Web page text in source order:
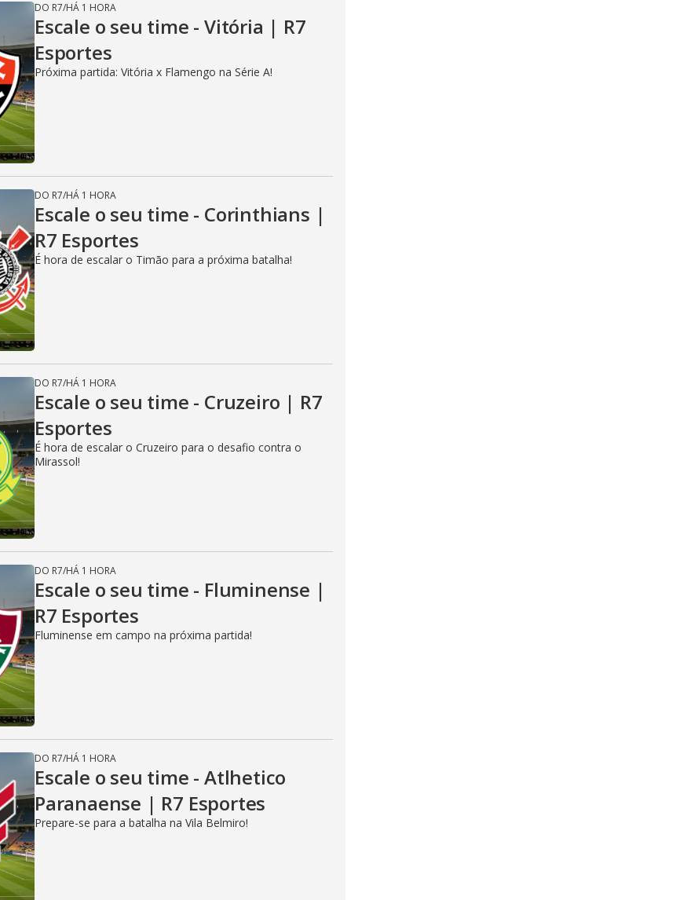
DO R7/HÁ 1 HORA
Escale o seu time - Vitória | R7
Esportes
Próxima partida: Vitória x Flamengo na Série A!
DO R7/HÁ 1 HORA
Escale o seu time - Corinthians |
R7 Esportes
É hora de escalar o Timão para a próxima batalha!
DO R7/HÁ 1 HORA
Escale o seu time - Cruzeiro | R7
Esportes
É hora de escalar o Cruzeiro para o desafio contra o
Mirassol!
DO R7/HÁ 1 HORA
Escale o seu time - Fluminense |
R7 Esportes
Fluminense em campo na próxima partida!
DO R7/HÁ 1 HORA
Escale o seu time - Atlhetico
Paranaense | R7 Esportes
Prepare-se para a batalha na Vila Belmiro!